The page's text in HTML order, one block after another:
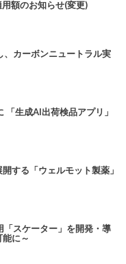
額のお知らせ(変更)
カーボンニュートラル実
生成AI出荷検品アプリ」
する「ウェルモット製薬」
「スケーター」を開発・導
に～